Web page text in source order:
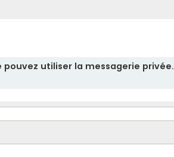
utiliser la messagerie privée.